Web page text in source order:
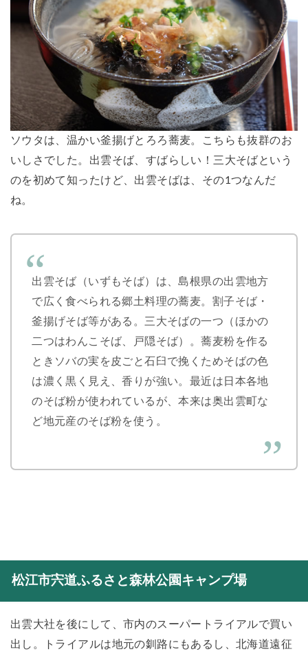
ソウタは、温かい釜揚げとろろ蕎麦。こちらも抜群のお
いしさでした。出雲そば、すばらしい！三大そばという
のを初めて知ったけど、出雲そばは、その1つなんだ
ね。
出雲そば（いずもそば）は、島根県の出雲地方
で広く食べられる郷土料理の蕎麦。割子そば・
釜揚げそば等がある。三大そばの一つ（ほかの
二つはわんこそば、戸隠そば）。蕎麦粉を作る
ときソバの実を皮ごと石臼で挽くためそばの色
は濃く黒く見え、香りが強い。最近は日本各地
のそば粉が使われているが、本来は奥出雲町な
ど地元産のそば粉を使う。
松江市宍道ふるさと森林公園キャンプ場
出雲大社を後にして、市内のスーパートライアルで買い
出し。トライアルは地元の釧路にもあるし、北海道遠征